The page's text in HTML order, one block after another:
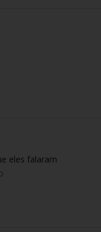
eles falaram